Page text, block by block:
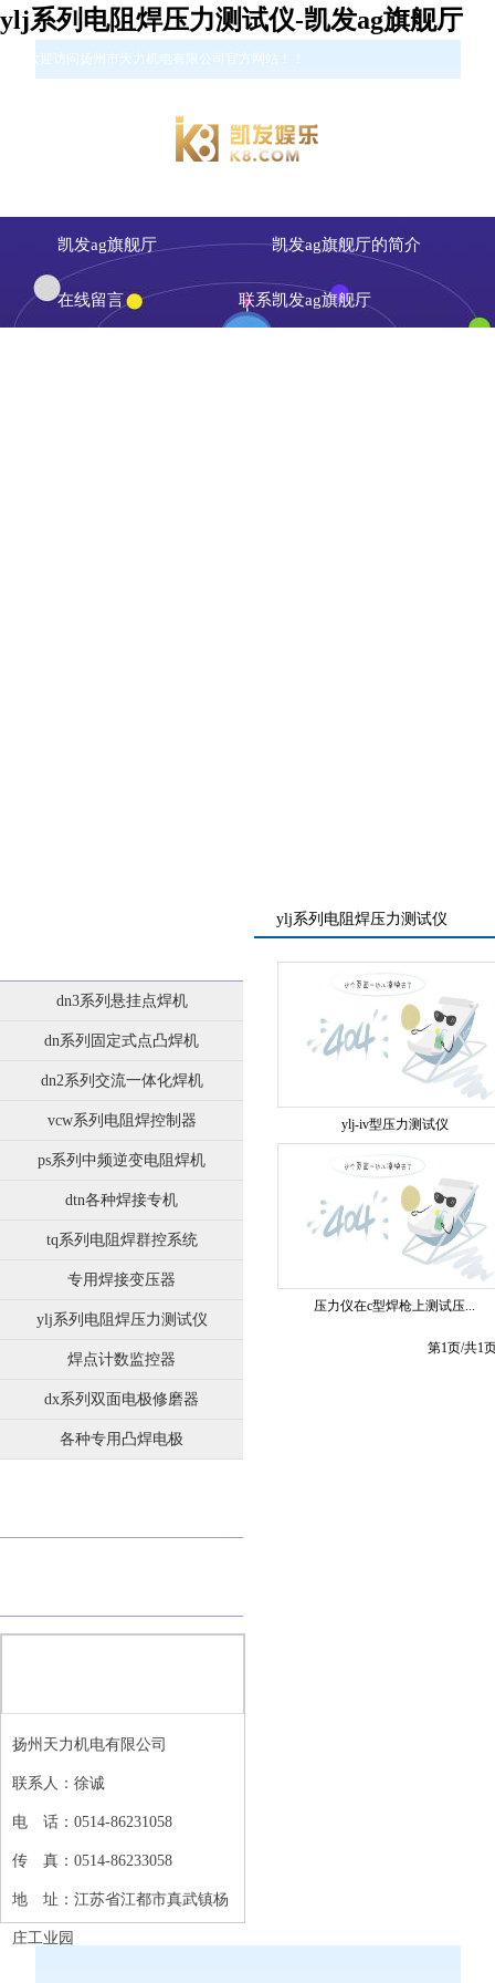
ylj系列电阻焊压力测试仪-凯发ag旗舰厅
您好欢迎访问扬州市天力机电有限公司官方网站！！
凯发ag旗舰厅 凯发ag旗舰厅的简介
在线留言 联系凯发ag旗舰厅
dn3系列悬挂点焊机
dn系列固定式点凸焊机
dn2系列交流一体化焊机
vcw系列电阻焊控制器
ps系列中频逆变电阻焊机
dtn各种焊接专机
tq系列电阻焊群控系统
专用焊接变压器
ylj系列电阻焊压力测试仪
焊点计数监控器
dx系列双面电极修磨器
各种专用凸焊电极
扬州天力机电有限公司
联系人：徐诚
电 话 ： 0514-86231058
传 真 ： 0514-86233058
地 址 ： 江苏省江都市真武镇杨
庄工业园
ylj系列电阻焊压力测试仪
ylj-iv型压力测试仪
压力仪在c型焊枪上测试压...
第1页/共1